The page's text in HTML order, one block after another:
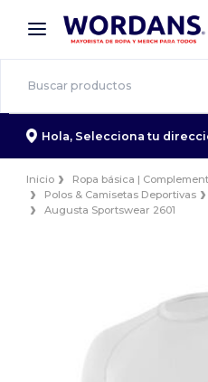
× App de Wordans
¡Mejores precios en app!
Hola, Selecciona tu
Inicio Ropa básica |
Polos & Camisetas Deportivas
Augusta Sportswear 2601